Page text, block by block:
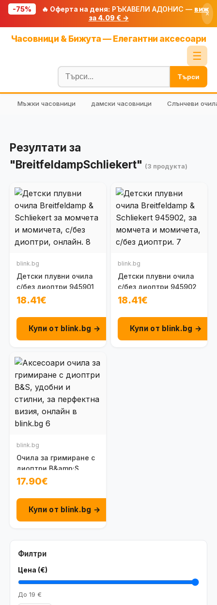
-75% 🔥 Оферта на деня: РЪКАВЕЛИ АДОНИС — виж
за 4.09 € →
×
Часовници & Бижута — Елегантни аксесоари
☰
Блог
🧮 Калкулатори
🔍 Намери продукт
Търси
Мъжки часовници дамски часовници Слънчеви
Резултати за
"BreitfeldampSchliekert" (3 продукта)
Филтри
Цена (€)
До 19 €
blink.bg
Детски плувни очила
с/без диоптри 945901
18.41€
Купи от blink.bg →
blink.bg
Детски плувни очила
с/без диоптри 945902
18.41€
Купи от blink.bg →
blink.bg
Очила за гримиране с
диоптри B&amp;S
17.90€
Купи от blink.bg →